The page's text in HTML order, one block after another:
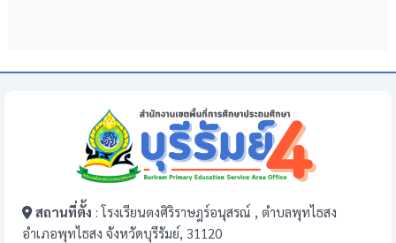
สถานที่ตั้ง : โรงเรียนตงศิริราษฎร์อนุสรณ์ , ตำบลพุทไธสง
อำเภอพุทไธสง จังหวัดบุรีรัมย์, 31120